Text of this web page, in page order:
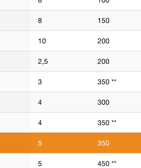
8 150
10 200
2,5 200
3 350 **
4 300
4 350 **
5 350
5 450 **